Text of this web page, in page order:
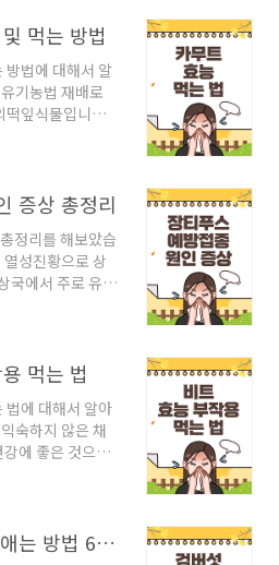
이 노화로 인해
식 류신은 자연
질 분해를 억제
량 유지 증가에
류신이 많은 음
니다. 류신 많은
, 비타민 등 여러
기 때문..
먹는 방법
방법에 대해서 알
기농법 재배로
잎식물입니다.
고소한 맛을 가
쌀 효능 먹는법
류입니다. 호라산
질, 미네랄, 식이
풍부하게 함유되
니라 다이어트 식
는 방법도 다양
혈당부하지수가
증상 총정리
정리를 해보았습
성진황으로 상
국에서 주로 유행
이러한 장티푸
있는데요. 장티
률이 높은 감염
방치를 하게 되면
발견하여 치료
장티푸스란 영
스균
의 경우 고위험
먹는 법
법에 대해서 알아
숙하지 않은 채
에 좋은 것으로
누리고 있는데
이 있지만, 타국
법 비트는 대체적
검버섯 생기는 이유 없애는 방법 6가지